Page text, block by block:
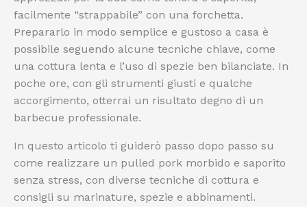
facilmente “strappabile” con una forchetta.
Prepararlo in modo semplice e gustoso a casa è
possibile seguendo alcune tecniche chiave, come
una cottura lenta e l’uso di spezie ben bilanciate. In
poche ore, con gli strumenti giusti e qualche
accorgimento, otterrai un risultato degno di un
barbecue professionale.
In questo articolo ti guiderò passo dopo passo su
come realizzare un pulled pork morbido e saporito
senza stress, con diverse tecniche di cottura e
consigli su marinature, spezie e abbinamenti.